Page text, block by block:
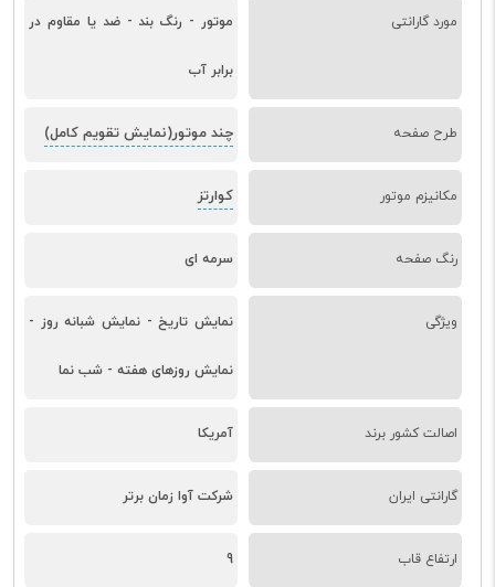
مورد گارانتی موتور - رنگ بند - ضد یا مقاوم در
برابر آب
طرح صفحه چند موتور(نمایش تقویم کامل)
مکانیزم موتور کوارتز
رنگ صفحه سرمه ای
ویژگی نمایش تاریخ - نمایش شبانه روز -
نمایش روزهای هفته - شب نما
اصالت کشور برند آمریکا
گارانتی ایران شرکت آوا زمان برتر
ارتفاع قاب 9